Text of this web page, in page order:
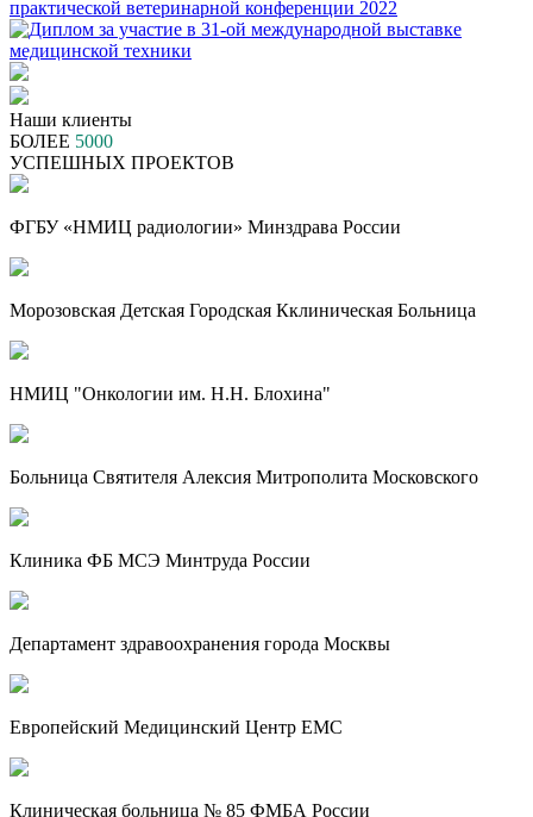
Наши клиенты
БОЛЕЕ 5000
УСПЕШНЫХ ПРОЕКТОВ
ФГБУ «НМИЦ радиологии» Минздрава России
Морозовская Детская Городская Кклиническая Больница
НМИЦ "Онкологии им. Н.Н. Блохина"
Больница Святителя Алексия Митрополита Московского
Клиника ФБ МСЭ Минтруда России
Департамент здравоохранения города Москвы
Европейский Медицинский Центр EMC
Клиническая больница № 85 ФМБА России